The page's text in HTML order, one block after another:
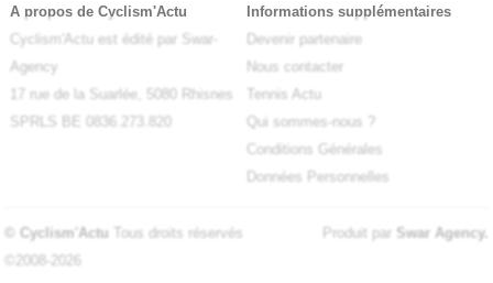
A propos de Cyclism'Actu
Cyclism'Actu est édité par Swar-
Agency
17 rue de la Suarlée, 5080 Rhisnes
SPRLS BE 0836.273.820
Informations supplémentaires
Devenir partenaire
Nous contacter
Tennis Actu
Qui sommes-nous ?
Conditions Générales
Données Personnelles
© Cyclism'Actu Tous droits réservés
©2008-2026
Produit par Swar Agency.